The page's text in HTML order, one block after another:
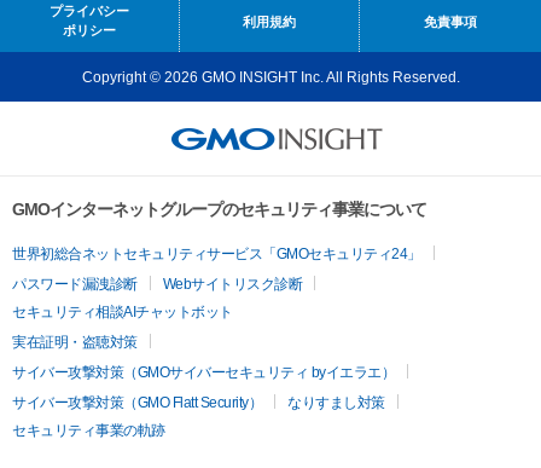
プライバシー
ポリシー
利用規約 免責事項
Copyright © 2026 GMO INSIGHT Inc. All Rights Reserved.
GMOインターネットグループのセキュリティ事業について
世界初総合ネットセキュリティサービス「GMOセキュリティ24」
パスワード漏洩診断
Webサイトリスク診断
セキュリティ相談AIチャットボット
実在証明・盗聴対策
サイバー攻撃対策（GMOサイバーセキュリティ byイエラエ）
サイバー攻撃対策（GMO Flatt Security）
なりすまし対策
セキュリティ事業の軌跡